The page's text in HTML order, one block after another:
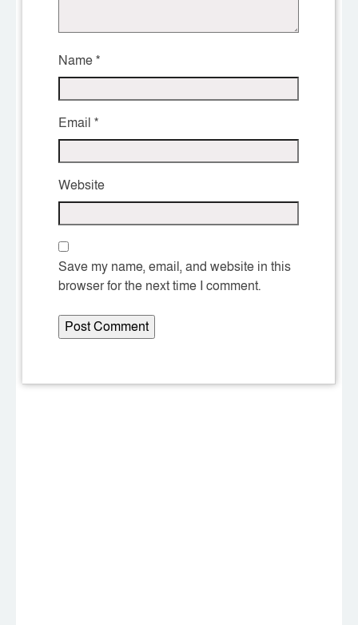
Name*
Email *
Website
Save my name, email, and website in this
browser for the next time I comment.